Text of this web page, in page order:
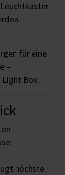
für eine
–
Light Box.
höchste